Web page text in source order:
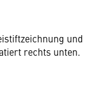
und
rechts unten.